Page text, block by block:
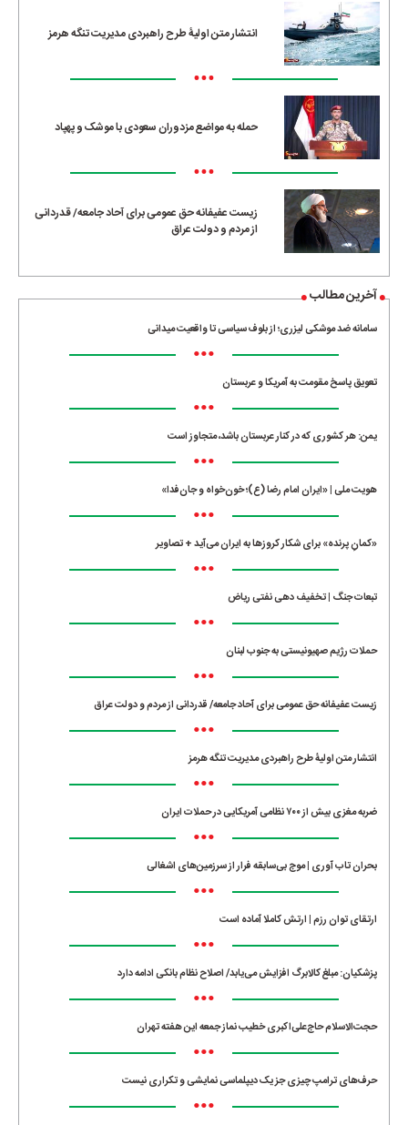
انتشار متن اولیۀ طرح راهبردی مدیریت تنگه هرمز
•••
حمله به مواضع مزدوران سعودی با موشک و پهپاد
•••
زیست عفیفانه حق عمومی برای آحاد جامعه/ قدردانی
از مردم و دولت عراق
آخرین مطالب
سامانه ضد موشکی لیزری؛ از بلوف سیاسی تا واقعیت میدانی
•••
تعویق پاسخ مقومت به آمریکا و عربستان
•••
یمن: هر کشوری که در کنار عربستان باشد، متجاوز است
•••
هویت ملی | «ایران امام رضا (ع)؛ خون‌خواه و جان‌فدا»
•••
«کمانِ پرنده» برای شکار کروزها به ایران می‌آید + تصاویر
•••
تبعات جنگ | تخفیف دهی نفتی ریاض
•••
حملات رژیم صهیونیستی به جنوب لبنان
•••
زیست عفیفانه حق عمومی برای آحاد جامعه/ قدردانی از مردم و دولت عراق
•••
انتشار متن اولیۀ طرح راهبردی مدیریت تنگه هرمز
•••
ضربه مغزی بیش از ۷۰۰ نظامی آمریکایی در حملات ایران
•••
بحران تاب آوری | موج بی‌سابقه فرار از سرزمین‌های اشغالی
•••
ارتقای توان رزم | ارتش کاملا آماده است
•••
پزشکیان: مبلغ کالابرگ افزایش می‌یابد/ اصلاح نظام بانکی ادامه دارد
•••
حجت‌الاسلام حاج‌علی‌اکبری خطیب نماز جمعه این هفته تهران
•••
حرف‌های ترامپ چیزی جز یک دیپلماسی نمایشی و تکراری نیست
•••